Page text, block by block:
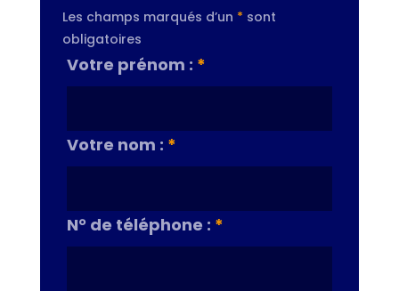
Les champs marqués d’un * sont
obligatoires
Votre prénom : *
Votre nom : *
N° de téléphone : *